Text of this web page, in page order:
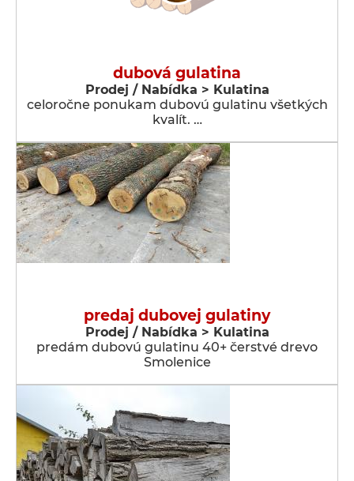
dubová gulatina
Prodej / Nabídka > Kulatina
celoročne ponukam dubovú gulatinu všetkých
kvalít. …
predaj dubovej gulatiny
Prodej / Nabídka > Kulatina
predám dubovú gulatinu 40+ čerstvé drevo
Smolenice